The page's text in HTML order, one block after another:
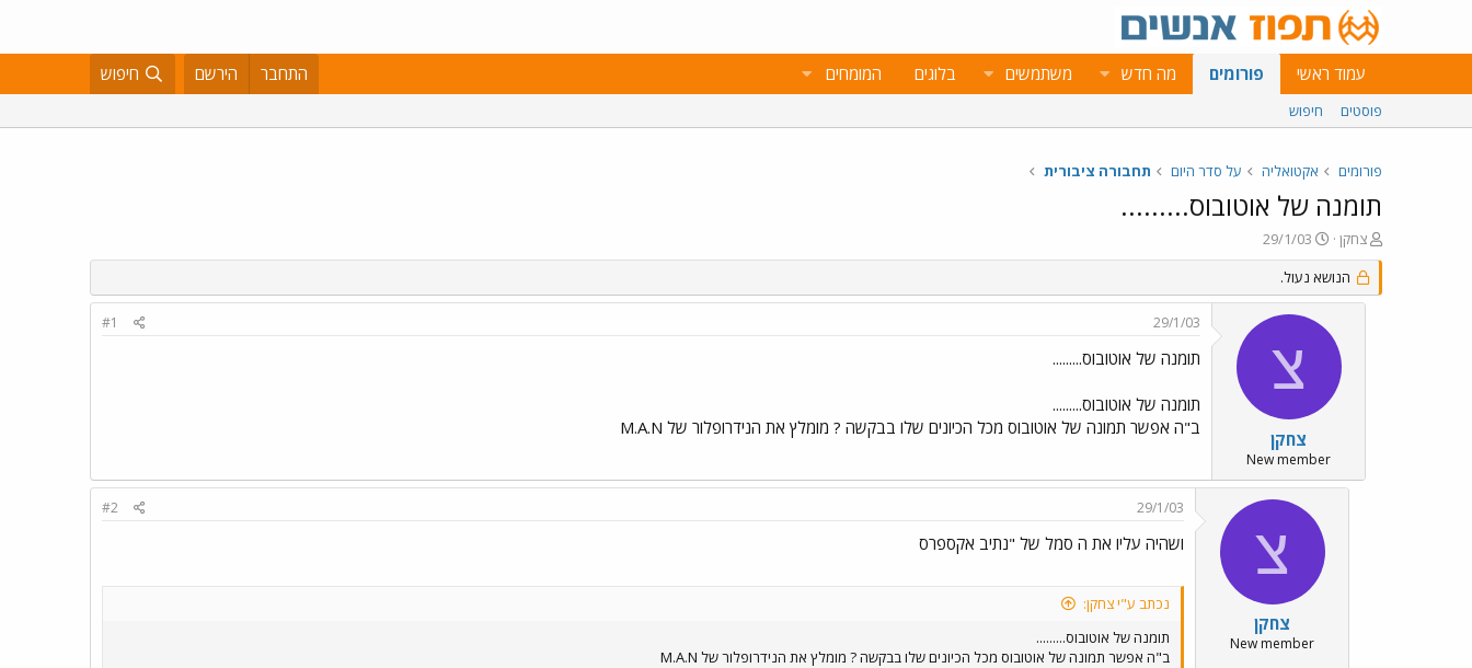
עמוד ראשי פורומים מה חדש משתמשים בלוגים המומחים התחבר הירשם חיפוש
פוסטים חיפוש
פורומים אקטואליה על סדר היום תחבורה ציבורית
תומנה של אוטובוס.........
פ
ו
ת
ח
צחקן
פ
ו
ר
ס
ם
י
29/1/03
הנושא נעול.
צ
צחקן
New member
29/1/03
#1
תומנה של אוטובוס.........
תומנה של אוטובוס.........
ב"ה אפשר תמונה של אוטובוס מכל הכיונים שלו בבקשה ? מומלץ את הנידרופלור של M.A.N
צ
צחקן
New member
29/1/03
#2
ושהיה עליו את ה סמל של "נתיב אקספרס
נכתב ע"י צחקן:
תומנה של אוטובוס.........
ב"ה אפשר תמונה של אוטובוס מכל הכיונים שלו בבקשה ? מומלץ את הנידרופלור של M.A.N